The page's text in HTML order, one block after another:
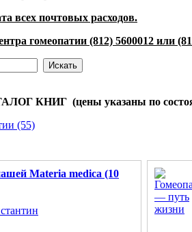
всех почтовых расходов.
гомеопатии (812) 5600012 или
КНИГ (цены указаны по
(55)
Materia medica (10